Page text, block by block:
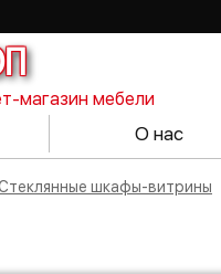
магазин мебели
О нас
Стеклянные шкафы-витрины